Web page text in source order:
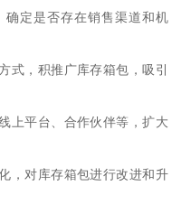
定是否存在销售渠道和机
式，积推广库存箱包，吸引
上平台、合作伙伴等，扩大
，对库存箱包进行改进和升